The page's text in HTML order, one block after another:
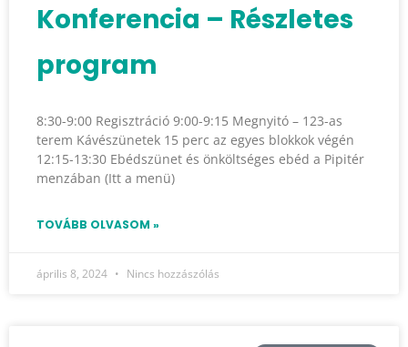
Konferencia – Részletes
program
8:30-9:00 Regisztráció 9:00-9:15 Megnyitó – 123-as
terem Kávészünetek 15 perc az egyes blokkok végén
12:15-13:30 Ebédszünet és önköltséges ebéd a Pipitér
menzában (Itt a menü)
TOVÁBB OLVASOM »
április 8, 2024 Nincs hozzászólás